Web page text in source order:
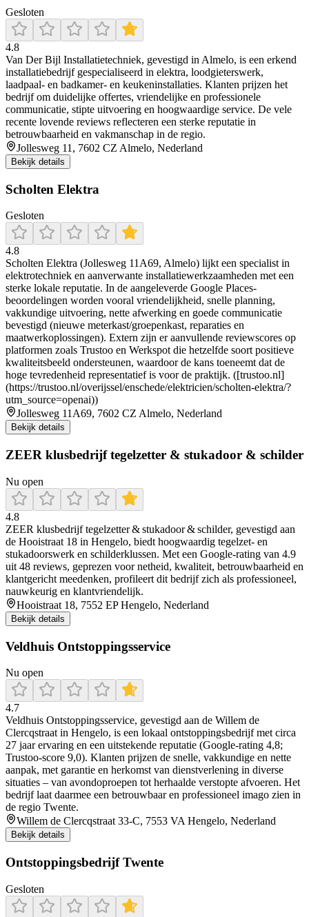
Gesloten
4.8
Van Der Bijl Installatietechniek, gevestigd in Almelo, is een erkend
installatiebedrijf gespecialiseerd in elektra, loodgieterswerk,
laadpaal- en badkamer- en keukeninstallaties. Klanten prijzen het
bedrijf om duidelijke offertes, vriendelijke en professionele
communicatie, stipte uitvoering en hoogwaardige service. De vele
recente lovende reviews reflecteren een sterke reputatie in
betrouwbaarheid en vakmanschap in de regio.
Jollesweg 11, 7602 CZ Almelo, Nederland
Bekijk details
Scholten Elektra
Gesloten
4.8
Scholten Elektra (Jollesweg 11A69, Almelo) lijkt een specialist in
elektrotechniek en aanverwante installatiewerkzaamheden met een
sterke lokale reputatie. In de aangeleverde Google Places-
beoordelingen worden vooral vriendelijkheid, snelle planning,
vakkundige uitvoering, nette afwerking en goede communicatie
bevestigd (nieuwe meterkast/groepenkast, reparaties en
maatwerkoplossingen). Extern zijn er aanvullende reviewscores op
platformen zoals Trustoo en Werkspot die hetzelfde soort positieve
kwaliteitsbeeld ondersteunen, waardoor de kans toeneemt dat de
hoge tevredenheid representatief is voor de praktijk. ([trustoo.nl]
(https://trustoo.nl/overijssel/enschede/elektricien/scholten-elektra/?
utm_source=openai))
Jollesweg 11A69, 7602 CZ Almelo, Nederland
Bekijk details
ZEER klusbedrijf tegelzetter & stukadoor & schilder
Nu open
4.8
ZEER klusbedrijf tegelzetter & stukadoor & schilder, gevestigd aan
de Hooistraat 18 in Hengelo, biedt hoogwaardig tegelzet- en
stukadoorswerk en schilderklussen. Met een Google-rating van 4.9
uit 48 reviews, geprezen voor netheid, kwaliteit, betrouwbaarheid en
klantgericht meedenken, profileert dit bedrijf zich als professioneel,
nauwkeurig en klantvriendelijk.
Hooistraat 18, 7552 EP Hengelo, Nederland
Bekijk details
Veldhuis Ontstoppingsservice
Nu open
4.7
Veldhuis Ontstoppingsservice, gevestigd aan de Willem de
Clercqstraat in Hengelo, is een lokaal ontstoppingsbedrijf met circa
27 jaar ervaring en een uitstekende reputatie (Google-rating 4,8;
Trustoo-score 9,0). Klanten prijzen de snelle, vakkundige en nette
aanpak, met garantie en herkomst van dienstverlening in diverse
situaties – van avondoproepen tot herhaalde verstopte afvoeren. Het
bedrijf laat daarmee een betrouwbaar en professioneel imago zien in
de regio Twente.
Willem de Clercqstraat 33-C, 7553 VA Hengelo, Nederland
Bekijk details
Ontstoppingsbedrijf Twente
Gesloten